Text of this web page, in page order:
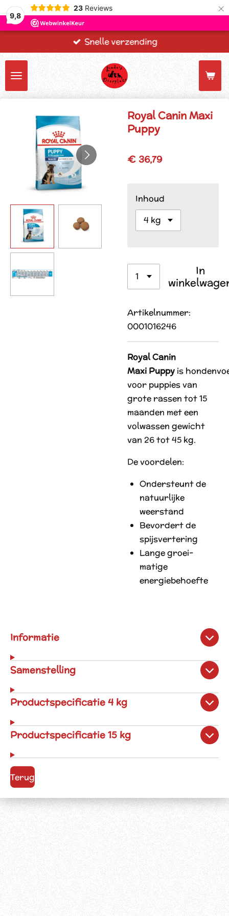
9,8
23 Reviews ×
Snelle verzending
Royal Canin Maxi
Puppy
€ 36,79
Inhoud
In
Artikelnummer:
0001016246
Royal Canin
Maxi Puppy is
voor puppies van
grote rassen tot 15
maanden met een
volwassen gewicht
van 26 tot 45 kg.
De voordelen:
Ondersteunt de
natuurlijke
weerstand
Bevordert de
spijsvertering
Lange groei-
matige
energiebehoefte
Informatie
Samenstelling
Productspecificatie 4 kg
Productspecificatie 15 kg
Terug